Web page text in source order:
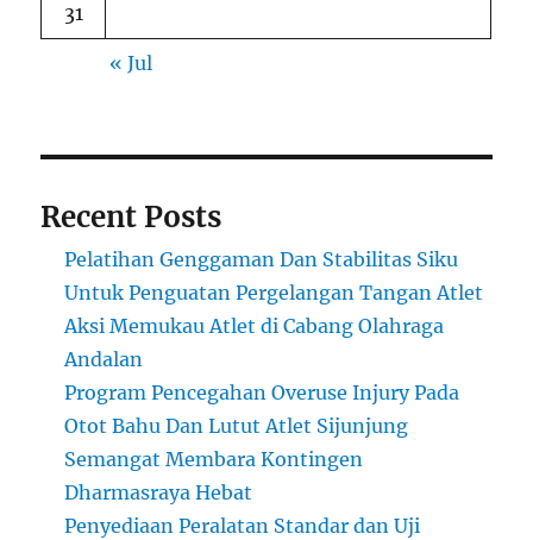
31
« Jul
Recent Posts
Pelatihan Genggaman Dan Stabilitas Siku
Untuk Penguatan Pergelangan Tangan Atlet
Aksi Memukau Atlet di Cabang Olahraga
Andalan
Program Pencegahan Overuse Injury Pada
Otot Bahu Dan Lutut Atlet Sijunjung
Semangat Membara Kontingen
Dharmasraya Hebat
Penyediaan Peralatan Standar dan Uji